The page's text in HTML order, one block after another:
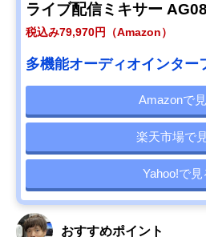
ライブ配信ミキサー AG08
税込み79,970円（Amazon）
多機能オーディオインター
Amazonで
楽天市場で
Yahoo!で見
おすすめポイント